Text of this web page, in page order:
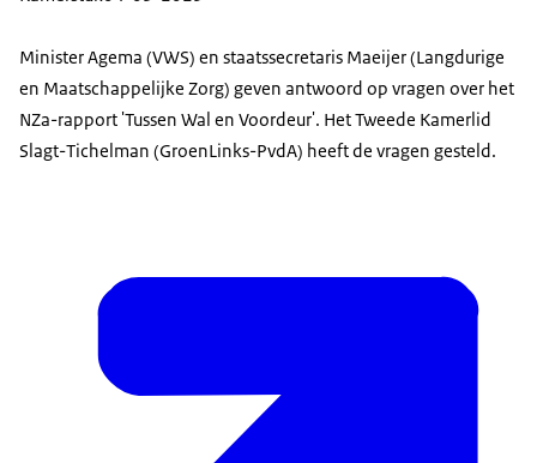
Minister Agema (VWS) en staatssecretaris Maeijer (Langdurige
en Maatschappelijke Zorg) geven antwoord op vragen over het
NZa-rapport 'Tussen Wal en Voordeur'. Het Tweede Kamerlid
Slagt-Tichelman (GroenLinks-PvdA) heeft de vragen gesteld.